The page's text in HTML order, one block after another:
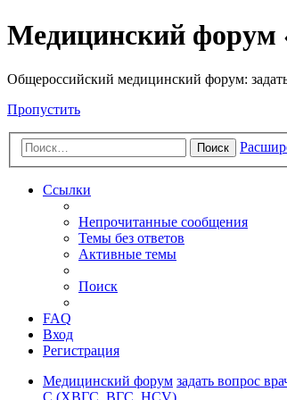
Медицинский форум
Общероссийский медицинский форум:
Пропустить
Поиск
Ссылки
Непрочитанные сообщения
Темы без ответов
Активные темы
Поиск
FAQ
Вход
Регистрация
Медицинский форум задать вопрос